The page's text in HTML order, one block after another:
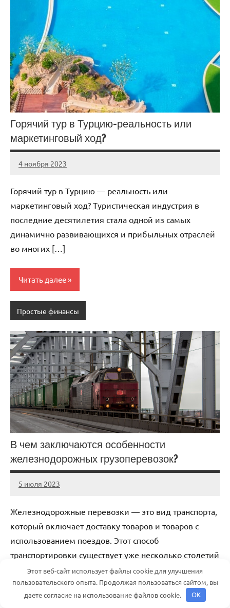
Горячий тур в Турцию-реальность или
маркетинговый ход?
4 ноября 2023
Avtor
Нет
Горячий тур в Турцию — реальность или
маркетинговый ход? Туристическая индустрия в
последние десятилетия стала одной из самых
динамично развивающихся и прибыльных отраслей
во многих […]
Читать далее
Простые финансы
В чем заключаются особенности
железнодорожных грузоперевозок?
5 июля 2023
Avtor
Нет
Железнодорожные перевозки — это вид транспорта,
который включает доставку товаров и товаров с
использованием поездов. Этот способ
транспортировки существует уже несколько столетий
и продолжает оставаться важным […]
Читать далее
Этот веб-сайт использует файлы cookie для улучшения
пользовательского опыта. Продолжая пользоваться сайтом, вы
даете согласие на использование файлов cookie.
OK